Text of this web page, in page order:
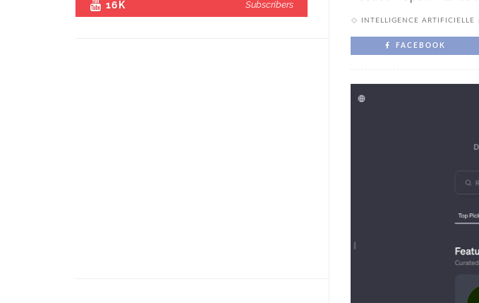
INTELLIGENCE ARTIFICIELLE
FACEBOOK
16K Subscribers